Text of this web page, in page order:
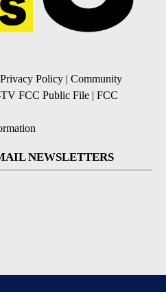
Privacy Policy | Community
FCC Public File | FCC
NEWSLETTERS